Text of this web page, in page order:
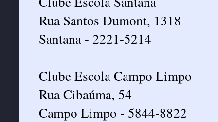
Rua Santos Dumont, 1318
Santana - 2221-5214
Clube Escola Campo Limpo
Rua Cibaúma, 54
Campo Limpo - 5844-8822